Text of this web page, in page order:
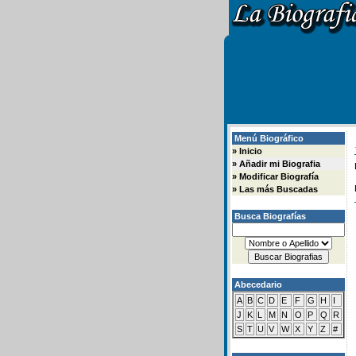
Menú Biográfico
» Inicio
» Añadir mi Biografia
» Modificar Biografía
» Las más Buscadas
Busca Biografías
Abecedario
A B C D E F G H
I
J
K L M N O P Q
R
S T U V W X Y Z #